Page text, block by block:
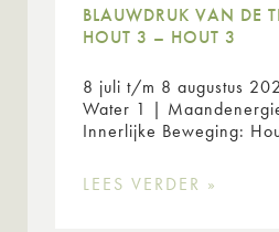
BLAUWDRUK VAN DE
HOUT 3 – HOUT 3
8 juli t/m 8 augustus
Water 1 |
Innerlijke Beweging:
LEES VERDER »